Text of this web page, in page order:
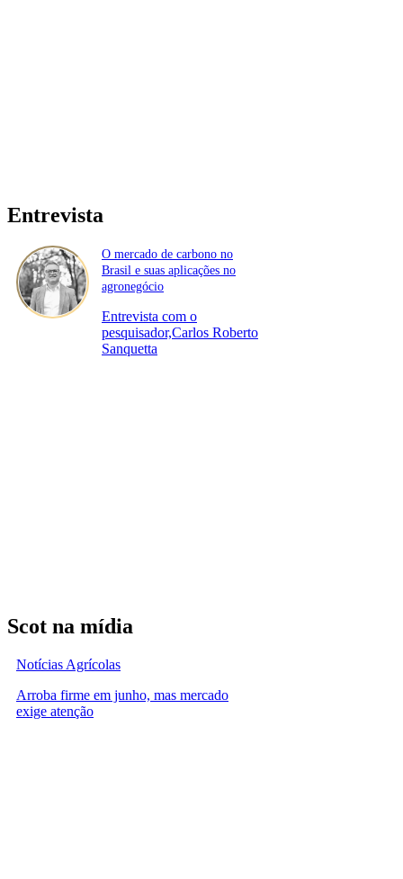
Entrevista
O mercado de carbono no
Brasil e suas aplicações no
agronegócio
Entrevista com o
pesquisador,Carlos Roberto
Sanquetta
Scot na mídia
Notícias Agrícolas
Arroba firme em junho, mas mercado
exige atenção